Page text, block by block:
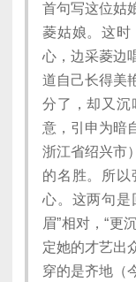
首句写这位姑
菱姑娘。这时
心，边采菱边
道自己长得美
分了，却又沉
意，引申为暗
浙江省绍兴市
的名胜。所
心。这两句是
眉”相对，“更
定她的才艺出
穿的是齐地（